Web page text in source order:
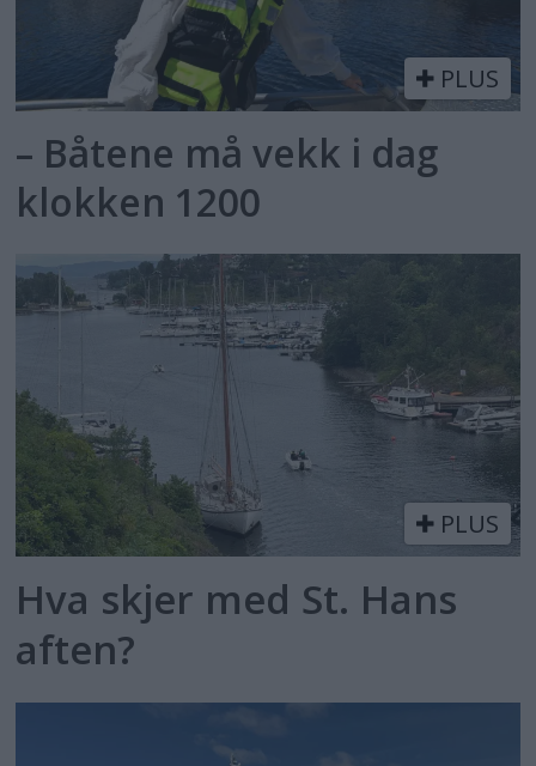
PLUS
– Båtene må vekk i dag
klokken 1200
PLUS
Hva skjer med St. Hans
aften?